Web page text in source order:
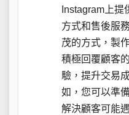
Instagram上
方式和售後服
茂的方式，製
積極回覆顧客
驗，提升交易
如，您可以準
解決顧客可能